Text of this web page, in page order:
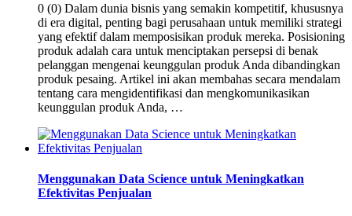
0 (0) Dalam dunia bisnis yang semakin kompetitif, khususnya
di era digital, penting bagi perusahaan untuk memiliki strategi
yang efektif dalam memposisikan produk mereka. Posisioning
produk adalah cara untuk menciptakan persepsi di benak
pelanggan mengenai keunggulan produk Anda dibandingkan
produk pesaing. Artikel ini akan membahas secara mendalam
tentang cara mengidentifikasi dan mengkomunikasikan
keunggulan produk Anda, …
Menggunakan Data Science untuk Meningkatkan
Efektivitas Penjualan